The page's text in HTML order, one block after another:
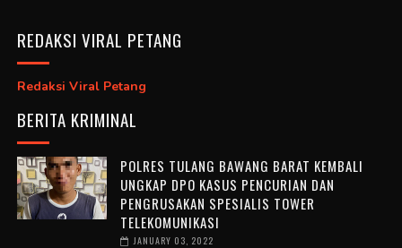
REDAKSI VIRAL PETANG
Redaksi Viral Petang
BERITA KRIMINAL
POLRES TULANG BAWANG BARAT KEMBALI
UNGKAP DPO KASUS PENCURIAN DAN
PENGRUSAKAN SPESIALIS TOWER
TELEKOMUNIKASI
JANUARY 03, 2022